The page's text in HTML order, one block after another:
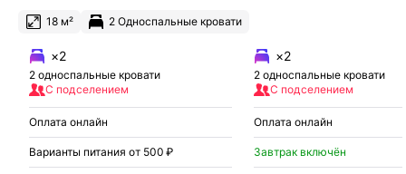
18 м² 2 Односпальные кровати
×2
2 односпальные кровати
С подселением
Оплата онлайн
Варианты питания от 500 ₽
×2
2 односпальные кровати
С подселением
Оплата онлайн
Завтрак включён